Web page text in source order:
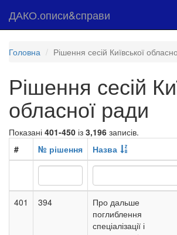
ДАКО.описи&справи
Головна Рішення сесій Київської
Рішення сесій
обласної ради
Показані 401-450 із 3,196 записів.
#
№ рішення Назва
401 394
Про дальше
поглиблення
спеціалізації і